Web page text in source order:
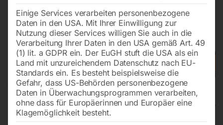
Einige Services verarbeiten personenbezogene
Daten in den USA. Mit Ihrer Einwilligung zur
Nutzung dieser Services willigen Sie auch in die
Verarbeitung Ihrer Daten in den USA gemäß Art. 49
(1) lit. a GDPR ein. Der EuGH stuft die USA als ein
Land mit unzureichendem Datenschutz nach EU-
Standards ein. Es besteht beispielsweise die
Gefahr, dass US-Behörden personenbezogene
Daten in Überwachungsprogrammen verarbeiten,
ohne dass für Europäerinnen und Europäer eine
Klagemöglichkeit besteht.